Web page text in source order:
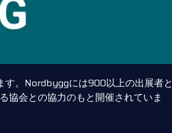
。Nordbyggには900以上の出展者と
協会との協力のもと開催されていま